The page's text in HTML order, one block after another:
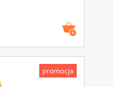
promocja